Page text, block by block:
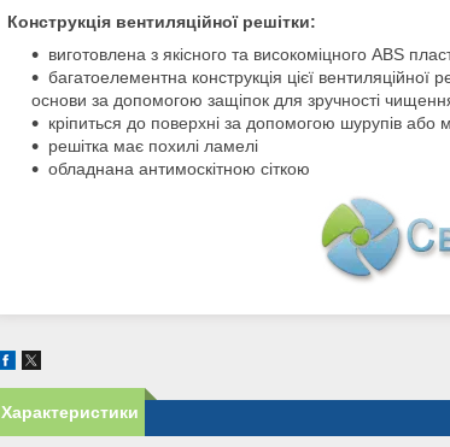
Конструкція вентиляційної решітки:
виготовлена з якісного та високоміцного ABS
багатоелементна конструкція цієї вентиляційної
основи за допомогою защіпок для зручності
кріпиться до поверхні за допомогою шурупів або
решітка має похилі ламелі
обладнана антимоскітною сіткою
Характеристики